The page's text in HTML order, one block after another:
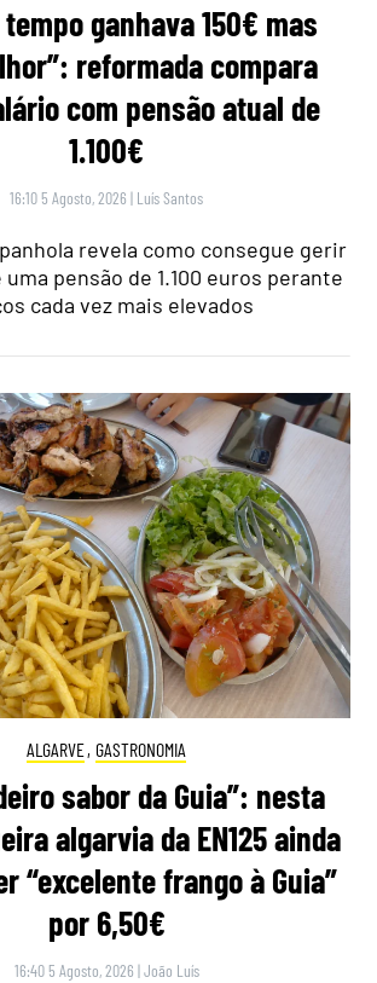
ganhava 150€ mas
reformada compara
com pensão atual de
1.100€
16:10 5 Agosto, 2026 | Luís Santos
revela como consegue gerir
pensão de 1.100 euros perante
cada vez mais elevados
ALGARVE, GASTRONOMIA
sabor da Guia”: nesta
algarvia da EN125 ainda
“excelente frango à Guia”
por 6,50€
16:40 5 Agosto, 2026 |João Luís